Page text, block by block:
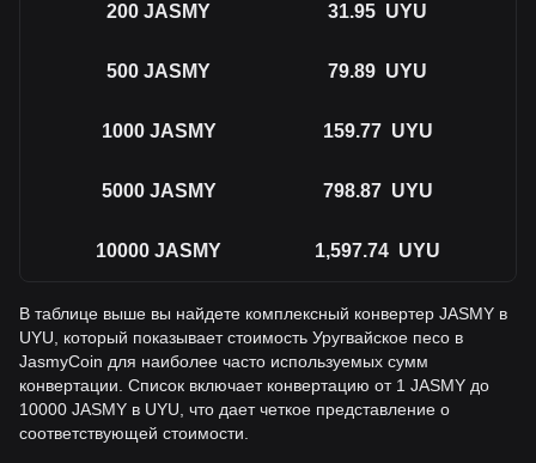
200 JASMY 31.95 UYU
500 JASMY 79.89 UYU
1000 JASMY 159.77 UYU
5000 JASMY 798.87 UYU
10000 JASMY 1,597.74 UYU
В таблице выше вы найдете комплексный конвертер JASMY в
UYU, который показывает стоимость Уругвайское песо в
JasmyCoin для наиболее часто используемых сумм
конвертации. Список включает конвертацию от 1 JASMY до
10000 JASMY в UYU, что дает четкое представление о
соответствующей стоимости.